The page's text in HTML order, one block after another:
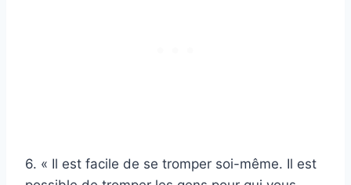
6. « Il est facile de se tromper soi-même. Il est